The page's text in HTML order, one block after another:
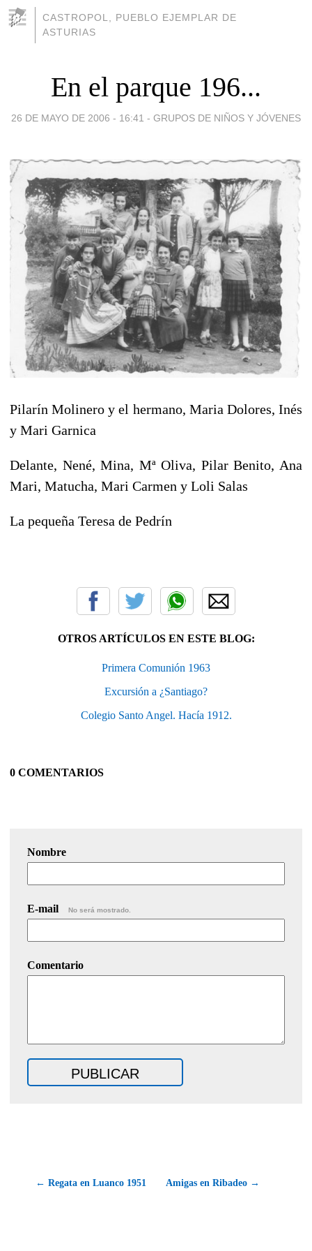
CASTROPOL, PUEBLO EJEMPLAR DE
ASTURIAS
En el parque 196...
26 DE MAYO DE 2006 - 16:41 - GRUPOS DE NIÑOS Y JÓVENES
Pilarín Molinero y el hermano, Maria Dolores, Inés
y Mari Garnica
Delante, Nené, Mina, Mª Oliva, Pilar Benito, Ana
Mari, Matucha, Mari Carmen y Loli Salas
La pequeña Teresa de Pedrín
OTROS ARTÍCULOS EN ESTE BLOG:
Primera Comunión 1963
Excursión a ¿Santiago?
Colegio Santo Angel. Hacía 1912.
0 COMENTARIOS
Nombre
E-mail No será mostrado.
Comentario
← Regata en Luanco 1951 Amigas en Ribadeo →